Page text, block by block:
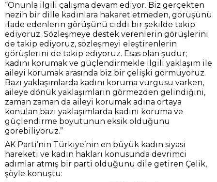
“Onunla ilgili çalışma devam ediyor. Biz gerçekten
nezih bir dille kadınlara hakaret etmeden, görüşünü
ifade edenlerin görüşünü ciddi bir şekilde takip
ediyoruz. Sözleşmeye destek verenlerin görüşlerini
de takip ediyoruz, sözleşmeyi eleştirenlerin
görüşlerini de takip ediyoruz. Esas olan şudur;
kadını korumak ve güçlendirmekle ilgili yaklaşım ile
aileyi korumak arasında biz bir çelişki görmüyoruz.
Bazı yaklaşımlarda kadını koruma vurgusu varken,
aileye dönük yaklaşımların görmezden gelindiğini,
zaman zaman da aileyi korumak adına ortaya
konulan bazı yaklaşımlarda kadını koruma ve
güçlendirme boyutunun eksik olduğunu
görebiliyoruz.”
AK Parti’nin Türkiye’nin en büyük kadın siyasi
hareketi ve kadın hakları konusunda devrimci
adımlar atmış bir parti olduğunu dile getiren Çelik,
şöyle konuştu: